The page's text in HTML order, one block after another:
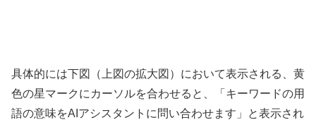
具体的には下図（上図の拡大図）において表示される、黄
色の星マークにカーソルを合わせると、「キーワードの用
語の意味をAIアシスタントに問い合わせます」と表示され